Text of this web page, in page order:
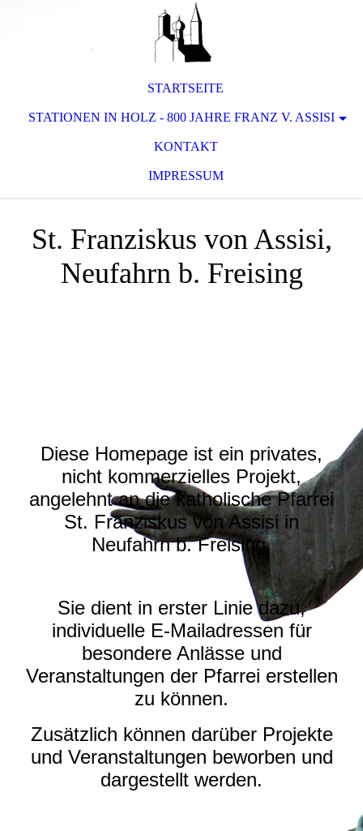
STARTSEITE
STATIONEN IN HOLZ - 800 JAHRE FRANZ V. ASSISI
KONTAKT
IMPRESSUM
St. Franziskus von Assisi,
Neufahrn b. Freising
Diese Homepage ist ein privates,
nicht kommerzielles Projekt,
angelehnt an die katholische Pfarrei
St. Franziskus von Assisi in
Neufahrn b. Freising.
Sie dient in erster Linie dazu,
individuelle E-Mailadressen für
besondere Anlässe und
Veranstaltungen der Pfarrei erstellen
zu können.
Zusätzlich können darüber Projekte
und Veranstaltungen beworben und
dargestellt werden.